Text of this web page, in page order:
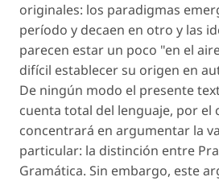
originales: los paradigmas
período y decaen en otro y las
parecen estar un poco "en el
difícil establecer su origen en
De ningún modo el presente
cuenta total del lenguaje, por el
concentrará en argumentar la
particular: la distinción entre
Gramática. Sin embargo, este